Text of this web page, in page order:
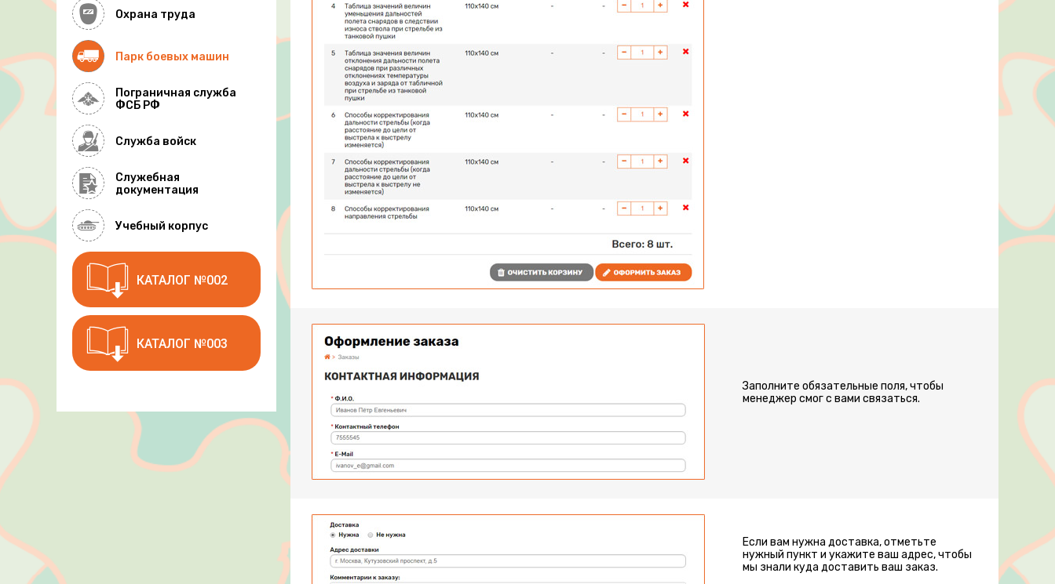
Заполните обязательные поля, чтобы
менеджер смог с вами связаться.
Если вам нужна доставка, отметьте
нужный пункт и укажите ваш адрес, чтобы
мы знали куда доставить ваш заказ.
Охрана труда
Парк боевых машин
Пограничная служба
ФСБ РФ
Служба войск
Служебная
документация
Учебный корпус
КАТАЛОГ №002
КАТАЛОГ №003